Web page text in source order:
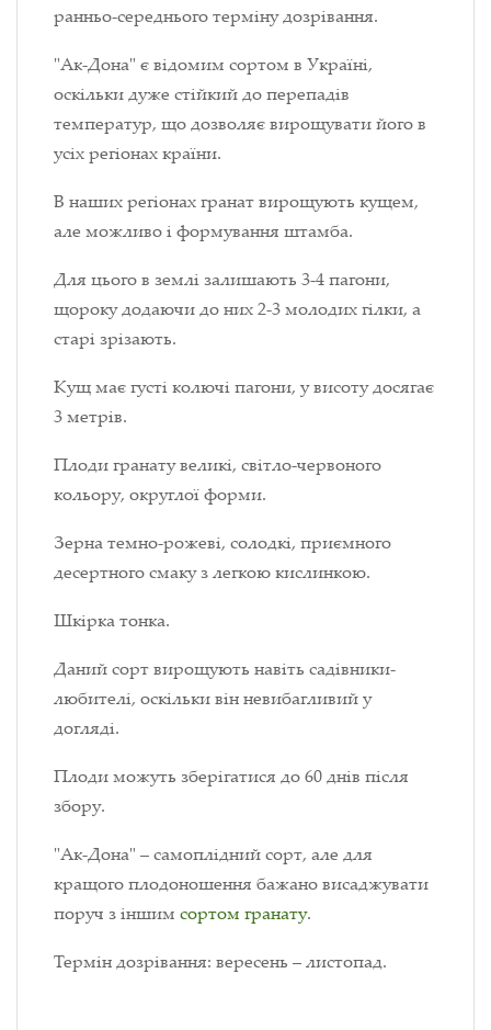
ранньо-середнього терміну дозрівання.
"Ак-Дона" є відомим сортом в Україні,
оскільки дуже стійкий до перепадів
температур, що дозволяє вирощувати його в
усіх регіонах країни.
В наших регіонах гранат вирощують кущем,
але можливо і формування штамба.
Для цього в землі залишають 3-4 пагони,
щороку додаючи до них 2-3 молодих гілки, а
старі зрізають.
Кущ має густі колючі пагони, у висоту досягає
3 метрів.
Плоди гранату великі, світло-червоного
кольору, округлої форми.
Зерна темно-рожеві, солодкі, приємного
десертного смаку з легкою кислинкою.
Шкірка тонка.
Даний сорт вирощують навіть садівники-
любителі, оскільки він невибагливий у
догляді.
Плоди можуть зберігатися до 60 днів після
збору.
"Ак-Дона" – самоплідний сорт, але для
кращого плодоношення бажано висаджувати
поруч з іншим сортом гранату.
Термін дозрівання: вересень – листопад.